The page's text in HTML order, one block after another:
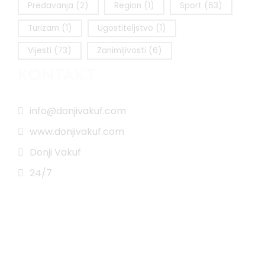
Predavanja (2) Region (1) Sport (63)
Turizam (1) Ugostiteljstvo (1)
Vijesti (73) Zanimljivosti (6)
info@donjivakuf.com
www.donjivakuf.com
Donji Vakuf
24/7